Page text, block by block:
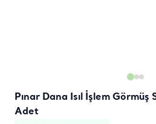
Pınar Dana Isıl İşlem
Adet